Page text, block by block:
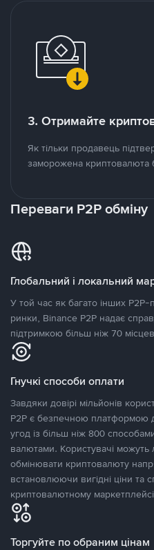
3. Отримайте
Як тільки продавець
заморожена криптовалюта
Переваги P2P обміну
Глобальний і локальний
У той час як багато інших P2P-
ринки, Binance P2P надає
підтримкою більш ніж 70
Гнучкі способи оплати
Завдяки довірі мільйонів
P2P є безпечною платформою
угод із більш ніж 800
валютами. Користувачі можуть
обмінювати криптовалюту
встановлюючи вигідні ціни та
криптовалютному
Торгуйте по обраним цінам